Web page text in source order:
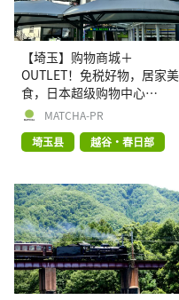
【埼玉】购物商城＋
OUTLET！免税好物，居家美
食，日本超级购物中心
【AEON Lake Town】欢迎您
MATCHA-PR
埼玉县
越谷・春日部